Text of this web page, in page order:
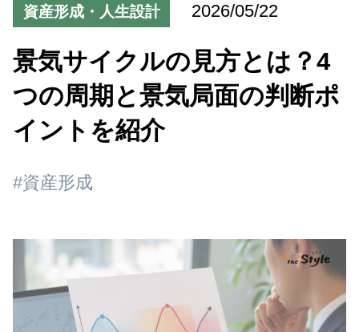
資産形成・人生設計 2026/05/22
景気サイクルの見方とは？4
つの周期と景気局面の判断ポ
イントを紹介
#資産形成